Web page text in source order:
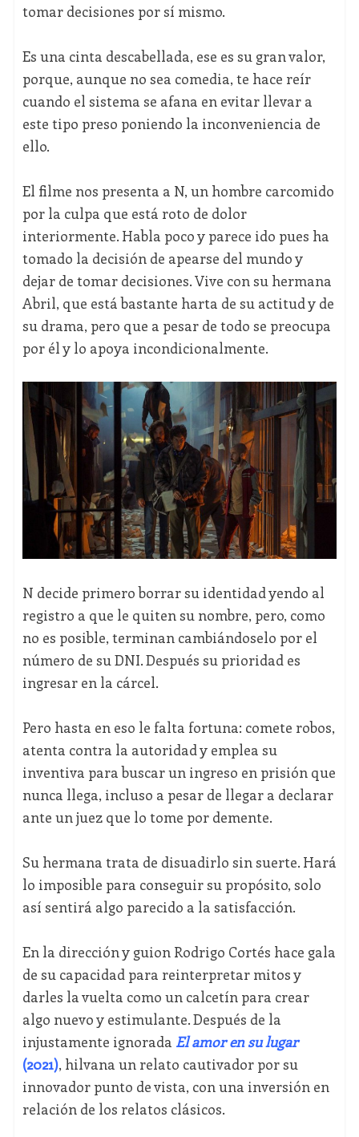
tomar decisiones por sí mismo.
Es una cinta descabellada, ese es su gran valor,
porque, aunque no sea comedia, te hace reír
cuando el sistema se afana en evitar llevar a
este tipo preso poniendo la inconveniencia de
ello.
El filme nos presenta a N, un hombre carcomido
por la culpa que está roto de dolor
interiormente. Habla poco y parece ido pues ha
tomado la decisión de apearse del mundo y
dejar de tomar decisiones. Vive con su hermana
Abril, que está bastante harta de su actitud y de
su drama, pero que a pesar de todo se preocupa
por él y lo apoya incondicionalmente.
N decide primero borrar su identidad yendo al
registro a que le quiten su nombre, pero, como
no es posible, terminan cambiándoselo por el
número de su DNI. Después su prioridad es
ingresar en la cárcel.
Pero hasta en eso le falta fortuna: comete robos,
atenta contra la autoridad y emplea su
inventiva para buscar un ingreso en prisión que
nunca llega, incluso a pesar de llegar a declarar
ante un juez que lo tome por demente.
Su hermana trata de disuadirlo sin suerte. Hará
lo imposible para conseguir su propósito, solo
así sentirá algo parecido a la satisfacción.
En la dirección y guion Rodrigo Cortés hace gala
de su capacidad para reinterpretar mitos y
darles la vuelta como un calcetín para crear
algo nuevo y estimulante. Después de la
injustamente ignorada El amor en su lugar
(2021), hilvana un relato cautivador por su
innovador punto de vista, con una inversión en
relación de los relatos clásicos.